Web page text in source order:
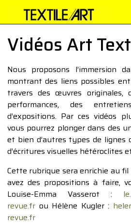
Vidéos Art
Nous proposons l’immersion
montrant des liens possibles
travers des œuvres originales,
performances, des
d’expositions. Par ces vidéos
vous pourrez plonger dans des
et bien d’autres types de lignes
d’écritures visuelles hétéroclites
Cette rubrique sera enrichie au fil
avez des propositions à faire,
Louise-Emma Vasserot :
revue.fr ou Hélène Kugler :
revue.fr